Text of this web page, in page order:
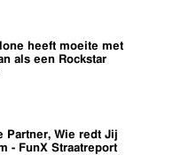
heeft moeite met
als een Rockstar
Partner, Wie redt Jij
- FunX Straatreport